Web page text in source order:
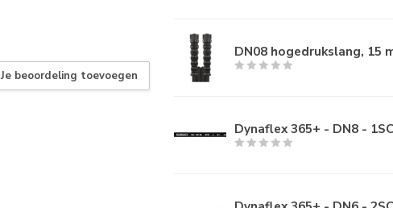
Je beoordeling toevoegen
DN08 hogedrukslang, 15
Dynaflex 365+ - DN8 -